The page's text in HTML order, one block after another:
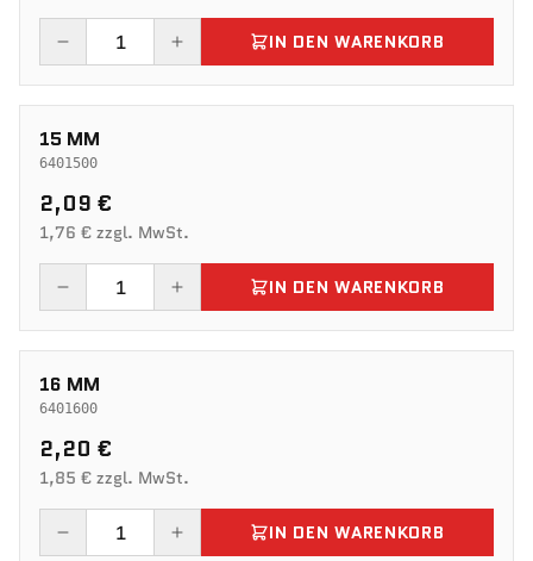
IN DEN WARENKORB
15 MM
6401500
2,09 €
1,76 € zzgl. MwSt.
IN DEN WARENKORB
16 MM
6401600
2,20 €
1,85 € zzgl. MwSt.
IN DEN WARENKORB